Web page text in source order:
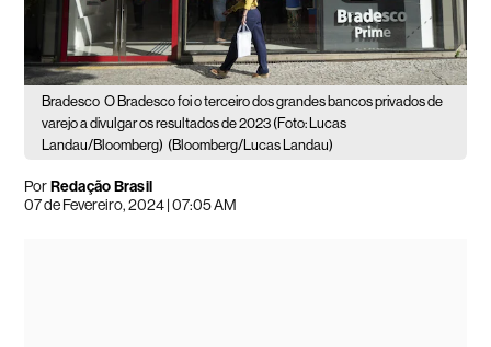
Bradesco O Bradesco foi o terceiro dos grandes bancos privados de
varejo a divulgar os resultados de 2023 (Foto: Lucas
Landau/Bloomberg) (Bloomberg/Lucas Landau)
PorRedação Brasil
07 de Fevereiro, 2024 | 07:05 AM